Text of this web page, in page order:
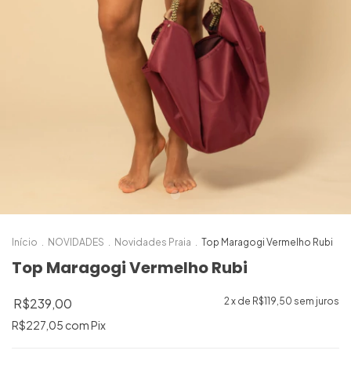
Início NOVIDADES Novidades Praia Top Maragogi Vermelho Rubi
Top Maragogi Vermelho Rubi
R$239,00 2 x de R$119,50 sem juros
R$227,05 comPix